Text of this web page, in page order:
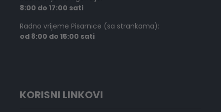
8:00 do 17:00 sati
Radno vrijeme Pisarnice (sa strankama):
od 8:00 do 15:00 sati
KORISNI LINKOVI